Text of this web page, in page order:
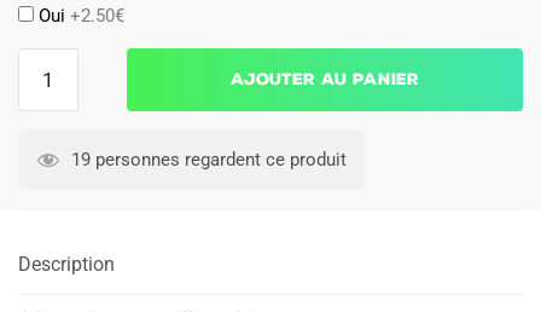
Oui +2.50€
Croatie
Modric
Ajouter au panier
19 personnes regardent ce produit
Description